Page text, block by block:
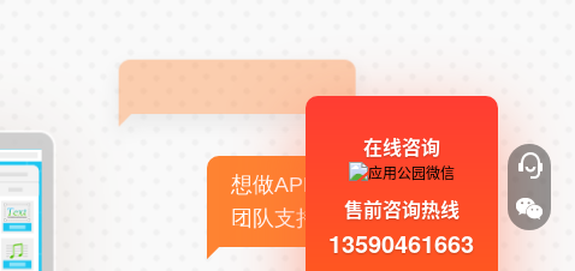
想做APP，但没有技术
团队支持
在线咨询
售前咨询热线
13590461663